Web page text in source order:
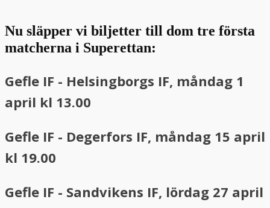
Nu släpper vi biljetter till dom tre första
matcherna i Superettan:
Gefle IF - Helsingborgs IF, måndag 1
april kl 13.00
Gefle IF - Degerfors IF, måndag 15 april
kl 19.00
Gefle IF - Sandvikens IF, lördag 27 april